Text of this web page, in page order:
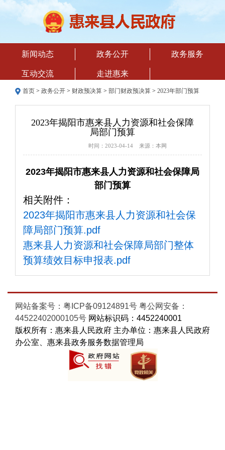
新闻动态 政务公开 政务服务
互动交流 走进惠来
首页 > 政务公开 > 财政预决算 > 部门财政预决算 > 2023年部门预算
2023年揭阳市惠来县人力资源和社会保障
局部门预算
时间：2023-04-14 来源：本网
2023年揭阳市惠来县人力资源和社会保障局
部门预算
相关附件：
2023年揭阳市惠来县人力资源和社会保
障局部门预算.pdf
惠来县人力资源和社会保障局部门整体
预算绩效目标申报表.pdf
网站备案号：粤ICP备09124891号 粤公网安备：
44522402000105号 网站标识码：4452240001
版权所有：惠来县人民政府 主办单位：惠来县人民政府
办公室、惠来县政务服务数据管理局